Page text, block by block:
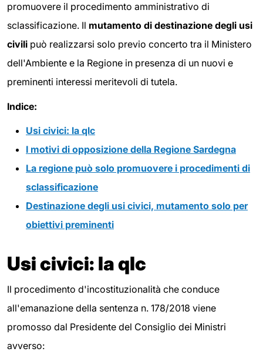
promuovere il procedimento amministrativo di
sclassificazione. Il mutamento di destinazione degli usi
civili può realizzarsi solo previo concerto tra il Ministero
dell'Ambiente e la Regione in presenza di un nuovi e
preminenti interessi meritevoli di tutela.
Indice:
Usi civici: la qlc
I motivi di opposizione della Regione Sardegna
La regione può solo promuovere i procedimenti di
sclassificazione
Destinazione degli usi civici, mutamento solo per
obiettivi preminenti
Usi civici: la qlc
Il procedimento d'incostituzionalità che conduce
all'emanazione della sentenza n. 178/2018 viene
promosso dal Presidente del Consiglio dei Ministri
avverso: